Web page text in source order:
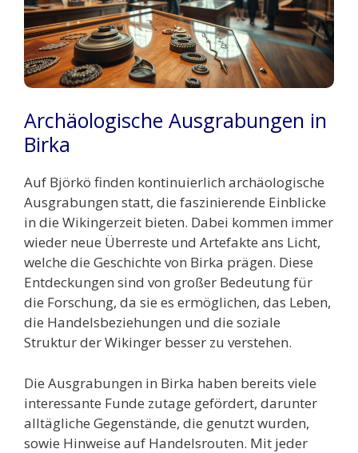
Archäologische Ausgrabungen in
Birka
Auf Björkö finden kontinuierlich archäologische
Ausgrabungen statt, die faszinierende Einblicke
in die Wikingerzeit bieten. Dabei kommen immer
wieder neue Überreste und Artefakte ans Licht,
welche die Geschichte von Birka prägen. Diese
Entdeckungen sind von großer Bedeutung für
die Forschung, da sie es ermöglichen, das Leben,
die Handelsbeziehungen und die soziale
Struktur der Wikinger besser zu verstehen.
Die Ausgrabungen in Birka haben bereits viele
interessante Funde zutage gefördert, darunter
alltägliche Gegenstände, die genutzt wurden,
sowie Hinweise auf Handelsrouten. Mit jeder